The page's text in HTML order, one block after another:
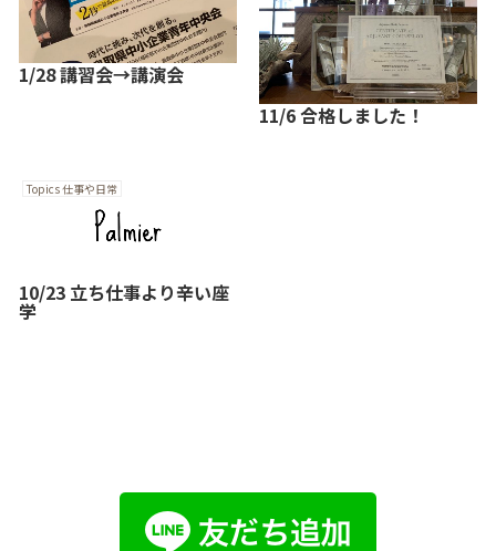
1/28 講習会→講演会
11/6 合格しました！
Topics 仕事や日常
10/23 立ち仕事より辛い座
学